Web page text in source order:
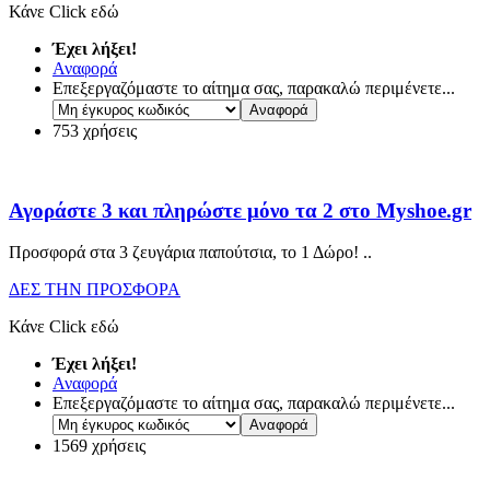
Κάνε Click εδώ
Έχει λήξει!
Αναφορά
Επεξεργαζόμαστε το αίτημα σας, παρακαλώ περιμένετε...
753 χρήσεις
Αγοράστε 3 και πληρώστε μόνο τα 2 στο Myshoe.gr
Προσφορά στα 3 ζευγάρια παπούτσια, το 1 Δώρο! ..
ΔΕΣ ΤΗΝ ΠΡΟΣΦΟΡΑ
Κάνε Click εδώ
Έχει λήξει!
Αναφορά
Επεξεργαζόμαστε το αίτημα σας, παρακαλώ περιμένετε...
1569 χρήσεις